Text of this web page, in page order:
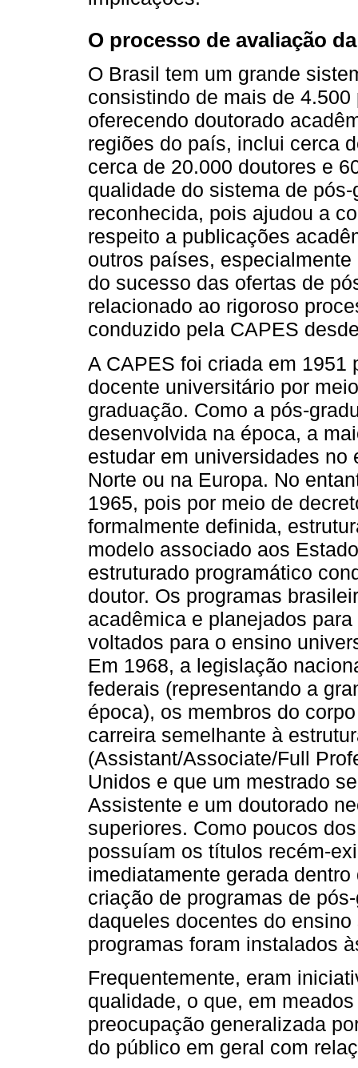
O processo de avaliação
O Brasil tem um grande
consistindo de mais de
oferecendo doutorado
regiões do país, inclui cerca
cerca de 20.000 doutores e
qualidade do sistema de
reconhecida, pois ajudou a
respeito a publicações
outros países,
do sucesso das ofertas de
relacionado ao rigoroso
conduzido pela CAPES
A CAPES foi criada em 1951
docente universitário por
graduação. Como a pós-
desenvolvida na época, a
estudar em universidades no
Norte ou na Europa. No
1965, pois por meio de
formalmente definida,
modelo associado aos
estruturado programático
doutor. Os programas
acadêmica e planejados
voltados para o ensino
Em 1968, a legislação
federais (representando a
época), os membros do
carreira semelhante à
(Assistant/Associate/Full
Unidos e que um mestrado
Assistente e um doutorado
superiores. Como poucos
possuíam os títulos recém-
imediatamente gerada
criação de programas de
daqueles docentes do
programas foram instalados
Frequentemente, eram
qualidade, o que, em
preocupação generalizada
do público em geral com